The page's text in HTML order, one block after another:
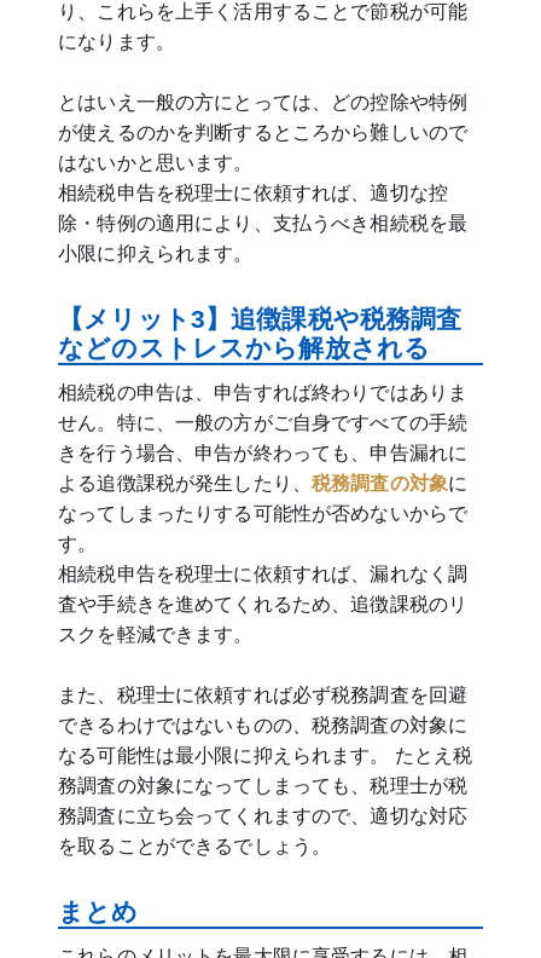
り、これらを上手く活用することで節税が可能
になります。
とはいえ一般の方にとっては、どの控除や特例
が使えるのかを判断するところから難しいので
はないかと思います。
相続税申告を税理士に依頼すれば、適切な控
除・特例の適用により、支払うべき相続税を最
小限に抑えられます。
【メリット3】追徴課税や税務調査
などのストレスから解放される
相続税の申告は、申告すれば終わりではありま
せん。特に、一般の方がご自身ですべての手続
きを行う場合、申告が終わっても、申告漏れに
よる追徴課税が発生したり、税務調査の対象に
なってしまったりする可能性が否めないからで
す。
相続税申告を税理士に依頼すれば、漏れなく調
査や手続きを進めてくれるため、追徴課税のリ
スクを軽減できます。
また、税理士に依頼すれば必ず税務調査を回避
できるわけではないものの、税務調査の対象に
なる可能性は最小限に抑えられます。 たとえ税
務調査の対象になってしまっても、税理士が税
務調査に立ち会ってくれますので、適切な対応
を取ることができるでしょう。
まとめ